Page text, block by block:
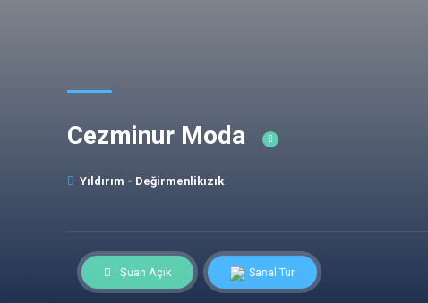
Cezminur Moda
Yıldırım - Değirmenlikızık
Şuan Açık Sanal Tur